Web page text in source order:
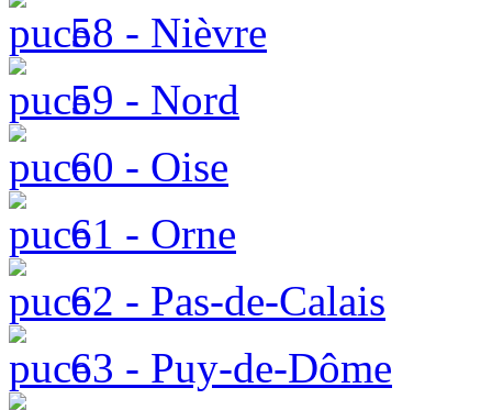
58 - Nièvre
59 - Nord
60 - Oise
61 - Orne
62 - Pas-de-Calais
63 - Puy-de-Dôme